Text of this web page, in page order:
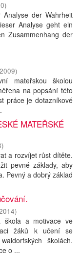
)
der Wahrheit
Analyse geht ein
Zusammenhang der
2009)
mateřskou školou
na popsání této
práce je dotazníkové
MATEŘSKÉ
)
a rozvíjet růst dítěte.
pevné základy, aby
Pevný a dobrý základ
)
škola a motivace ve
žáků k učení se
školách.
o ...